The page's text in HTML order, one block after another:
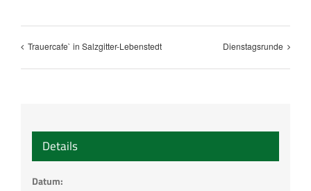
Trauercafe` in Salzgitter-Lebenstedt Dienstagsrunde
Details
Datum: